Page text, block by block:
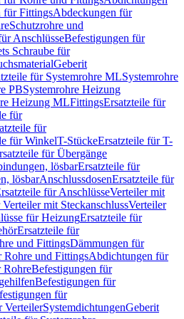
für FittingsAbdeckungen für
Schutzrohre und
AnschlüsseBefestigungen für
Schraube für
Geberit
für Systemrohre MLSystemrohre
PBSystemrohre Heizung
Heizung MLFittingsErsatzteile für
für
für
für WinkelT-StückeErsatzteile für T-
für Übergänge
lösbarErsatzteile für
lösbarAnschlussdosenErsatzteile für
für AnschlüsseVerteiler mit
mit SteckanschlussVerteiler
für HeizungErsatzteile für
Ersatzteile für
und FittingsDämmungen für
und FittingsAbdichtungen für
RohreBefestigungen für
Befestigungen für
für
VerteilerSystemdichtungenGeberit